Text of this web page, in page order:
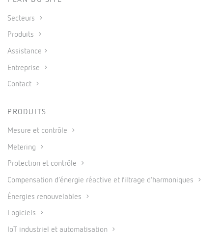
Secteurs
Produits
Assistance
Entreprise
Contact
PRODUITS
Mesure et contrôle
Metering
Protection et contrôle
Compensation d’énergie réactive et filtrage d’harmoniques
Énergies renouvelables
Logiciels
IoT industriel et automatisation